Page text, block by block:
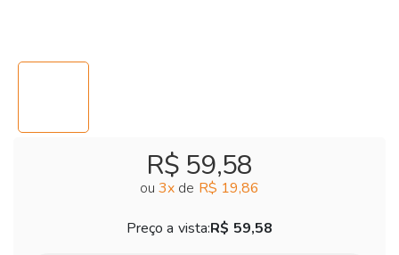
R$ 59,58
ou 3x de R$ 19,86
Preço a vista:R$ 59,58